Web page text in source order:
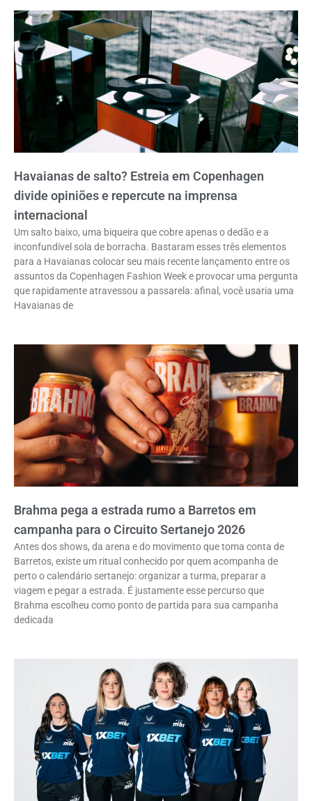
Havaianas de salto? Estreia em Copenhagen
divide opiniões e repercute na imprensa
internacional
Um salto baixo, uma biqueira que cobre apenas o dedão e a
inconfundível sola de borracha. Bastaram esses três elementos
para a Havaianas colocar seu mais recente lançamento entre os
assuntos da Copenhagen Fashion Week e provocar uma pergunta
que rapidamente atravessou a passarela: afinal, você usaria uma
Havaianas de
Brahma pega a estrada rumo a Barretos em
campanha para o Circuito Sertanejo 2026
Antes dos shows, da arena e do movimento que toma conta de
Barretos, existe um ritual conhecido por quem acompanha de
perto o calendário sertanejo: organizar a turma, preparar a
viagem e pegar a estrada. É justamente esse percurso que
Brahma escolheu como ponto de partida para sua campanha
dedicada